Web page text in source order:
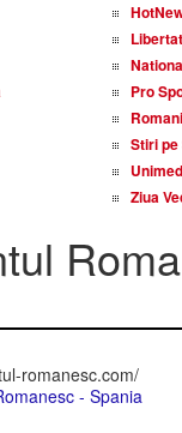
Pro
Stiri
Ziua
romanesc.com/
- Spania